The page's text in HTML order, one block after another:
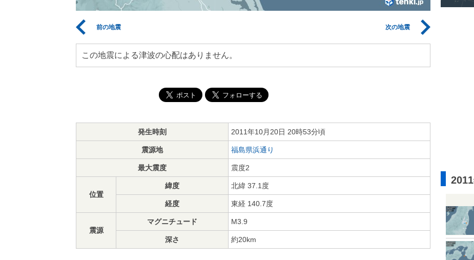
前の地震 次の地震
この地震による津波の心配はありません。
発生時刻 2011年10月20日 20時53分頃
震源地 福島県浜通り
最大震度 震度2
位置
緯度 北緯 37.1度
経度 東経 140.7度
震源
マグニチュード M3.9
深さ 約20km